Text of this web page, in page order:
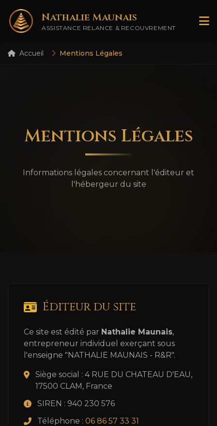
Nathalie Maunais
ASSISTANCE RELANCE & RECOUVREMENT
Accueil Mentions Légales
Mentions Légales
Informations légales concernant l'éditeur et
l'hébergeur du site
Éditeur du site
Ce site est édité par Nathalie Maunais,
entrepreneur individuel exerçant sous
l'enseigne "NATHALIE MAUNAIS - R&R".
Siège social : 4 RUE DU CHATEAU D'EAU,
17500 CLAM, France
SIREN : 940 230 576
Téléphone : 06 86 57 33 31